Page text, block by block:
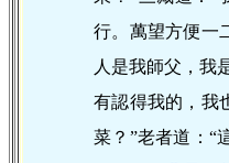
行。萬望方便一
人是我師父，我
有認得我的，我
菜？”老者道：“